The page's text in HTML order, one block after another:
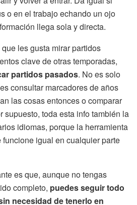
o en el trabajo echando un ojo
llega sola y directa.
les gusta mirar partidos
clave de otras temporadas,
partidos pasados. No es solo
consultar marcadores de años
las cosas entonces o comparar
supuesto, toda esta info también la
idiomas, porque la herramienta
igual en cualquier parte
es que, aunque no tengas
completo, puedes seguir todo
necesidad de tenerlo en